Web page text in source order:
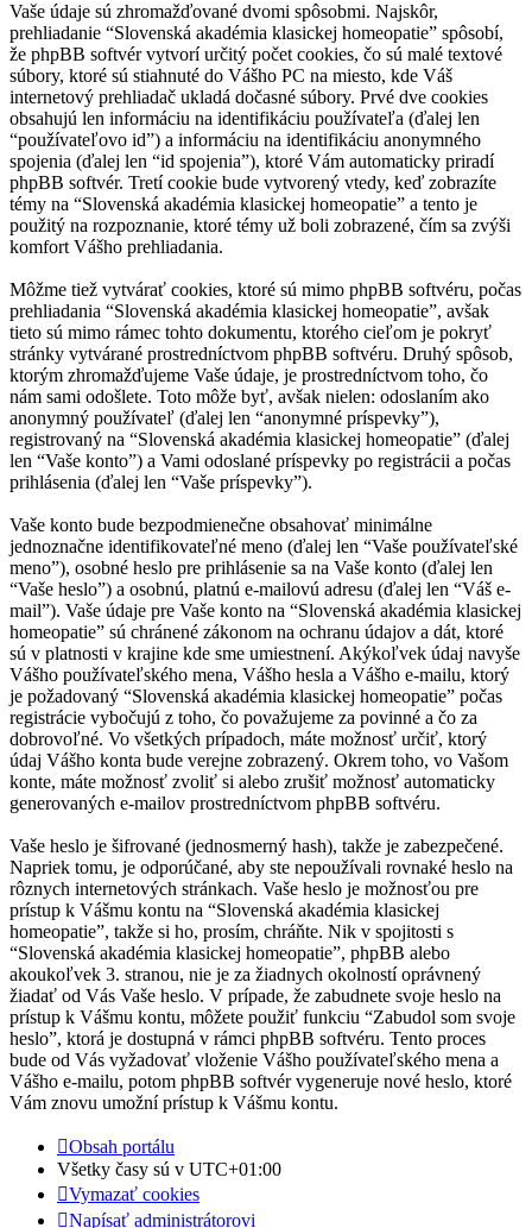
Vaše údaje sú zhromažďované dvomi spôsobmi. Najskôr,
prehliadanie “Slovenská akadémia klasickej homeopatie” spôsobí,
že phpBB softvér vytvorí určitý počet cookies, čo sú malé textové
súbory, ktoré sú stiahnuté do Vášho PC na miesto, kde Váš
internetový prehliadač ukladá dočasné súbory. Prvé dve cookies
obsahujú len informáciu na identifikáciu používateľa (ďalej len
“používateľovo id”) a informáciu na identifikáciu anonymného
spojenia (ďalej len “id spojenia”), ktoré Vám automaticky priradí
phpBB softvér. Tretí cookie bude vytvorený vtedy, keď zobrazíte
témy na “Slovenská akadémia klasickej homeopatie” a tento je
použitý na rozpoznanie, ktoré témy už boli zobrazené, čím sa zvýši
komfort Vášho prehliadania.
Môžme tiež vytvárať cookies, ktoré sú mimo phpBB softvéru, počas
prehliadania “Slovenská akadémia klasickej homeopatie”, avšak
tieto sú mimo rámec tohto dokumentu, ktorého cieľom je pokryť
stránky vytvárané prostredníctvom phpBB softvéru. Druhý spôsob,
ktorým zhromažďujeme Vaše údaje, je prostredníctvom toho, čo
nám sami odošlete. Toto môže byť, avšak nielen: odoslaním ako
anonymný používateľ (ďalej len “anonymné príspevky”),
registrovaný na “Slovenská akadémia klasickej homeopatie” (ďalej
len “Vaše konto”) a Vami odoslané príspevky po registrácii a počas
prihlásenia (ďalej len “Vaše príspevky”).
Vaše konto bude bezpodmienečne obsahovať minimálne
jednoznačne identifikovateľné meno (ďalej len “Vaše používateľské
meno”), osobné heslo pre prihlásenie sa na Vaše konto (ďalej len
“Vaše heslo”) a osobnú, platnú e-mailovú adresu (ďalej len “Váš e-
mail”). Vaše údaje pre Vaše konto na “Slovenská akadémia klasickej
homeopatie” sú chránené zákonom na ochranu údajov a dát, ktoré
sú v platnosti v krajine kde sme umiestnení. Akýkoľvek údaj navyše
Vášho používateľského mena, Vášho hesla a Vášho e-mailu, ktorý
je požadovaný “Slovenská akadémia klasickej homeopatie” počas
registrácie vybočujú z toho, čo považujeme za povinné a čo za
dobrovoľné. Vo všetkých prípadoch, máte možnosť určiť, ktorý
údaj Vášho konta bude verejne zobrazený. Okrem toho, vo Vašom
konte, máte možnosť zvoliť si alebo zrušiť možnosť automaticky
generovaných e-mailov prostredníctvom phpBB softvéru.
Vaše heslo je šifrované (jednosmerný hash), takže je zabezpečené.
Napriek tomu, je odporúčané, aby ste nepoužívali rovnaké heslo na
rôznych internetových stránkach. Vaše heslo je možnosťou pre
prístup k Vášmu kontu na “Slovenská akadémia klasickej
homeopatie”, takže si ho, prosím, chráňte. Nik v spojitosti s
“Slovenská akadémia klasickej homeopatie”, phpBB alebo
akoukoľvek 3. stranou, nie je za žiadnych okolností oprávnený
žiadať od Vás Vaše heslo. V prípade, že zabudnete svoje heslo na
prístup k Vášmu kontu, môžete použiť funkciu “Zabudol som svoje
heslo”, ktorá je dostupná v rámci phpBB softvéru. Tento proces
bude od Vás vyžadovať vloženie Vášho používateľského mena a
Vášho e-mailu, potom phpBB softvér vygeneruje nové heslo, ktoré
Vám znovu umožní prístup k Vášmu kontu.
Obsah portálu
Všetky časy sú v UTC+01:00
Vymazať cookies
Napísať administrátorovi